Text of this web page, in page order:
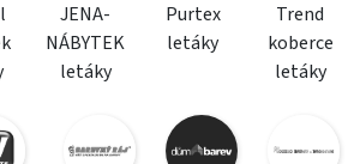
JENA-
NÁBYTEK
letáky
Purtex
letáky
Trend
koberce
letáky